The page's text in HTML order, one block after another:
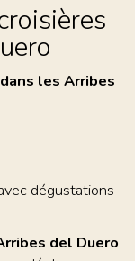
les Arribes
dégustations
del Duero